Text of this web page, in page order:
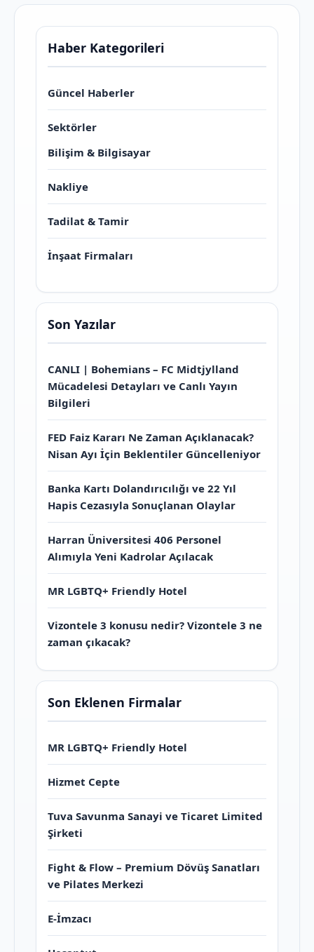
Haber Kategorileri
Güncel Haberler
Sektörler
Bilişim & Bilgisayar
Nakliye
Tadilat & Tamir
İnşaat Firmaları
Son Yazılar
CANLI | Bohemians – FC Midtjylland
Mücadelesi Detayları ve Canlı Yayın
Bilgileri
FED Faiz Kararı Ne Zaman Açıklanacak?
Nisan Ayı İçin Beklentiler Güncelleniyor
Banka Kartı Dolandırıcılığı ve 22 Yıl
Hapis Cezasıyla Sonuçlanan Olaylar
Harran Üniversitesi 406 Personel
Alımıyla Yeni Kadrolar Açılacak
MR LGBTQ+ Friendly Hotel
Vizontele 3 konusu nedir? Vizontele 3 ne
zaman çıkacak?
Son Eklenen Firmalar
MR LGBTQ+ Friendly Hotel
Hizmet Cepte
Tuva Savunma Sanayi ve Ticaret Limited
Şirketi
Fight & Flow – Premium Dövüş Sanatları
ve Pilates Merkezi
E-İmzacı